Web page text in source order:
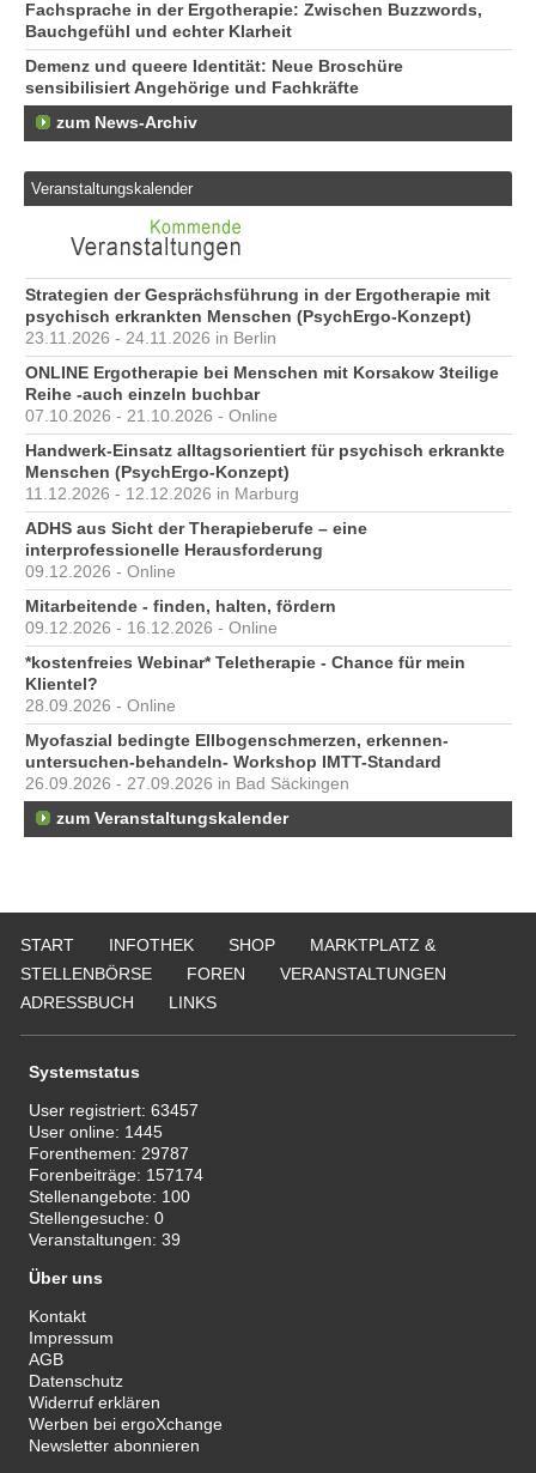
Fachsprache in der Ergotherapie: Zwischen Buzzwords,
Bauchgefühl und echter Klarheit
Demenz und queere Identität: Neue Broschüre
sensibilisiert Angehörige und Fachkräfte
zum News-Archiv
Veranstaltungskalender
Strategien der Gesprächsführung in der Ergotherapie mit
psychisch erkrankten Menschen (PsychErgo-Konzept)
23.11.2026 - 24.11.2026 in Berlin
ONLINE Ergotherapie bei Menschen mit Korsakow 3teilige
Reihe -auch einzeln buchbar
07.10.2026 - 21.10.2026 - Online
Handwerk-Einsatz alltagsorientiert für psychisch erkrankte
Menschen (PsychErgo-Konzept)
11.12.2026 - 12.12.2026 in Marburg
ADHS aus Sicht der Therapieberufe – eine
interprofessionelle Herausforderung
09.12.2026 - Online
Mitarbeitende - finden, halten, fördern
09.12.2026 - 16.12.2026 - Online
*kostenfreies Webinar* Teletherapie - Chance für mein
Klientel?
28.09.2026 - Online
Myofaszial bedingte Ellbogenschmerzen, erkennen-
untersuchen-behandeln- Workshop IMTT-Standard
26.09.2026 - 27.09.2026 in Bad Säckingen
zum Veranstaltungskalender
START INFOTHEK SHOP
MARKTPLATZ &
STELLENBÖRSE
FOREN
VERANSTALTUNGEN
ADRESSBUCH
LINKS
Systemstatus
User registriert:63457
User online: 1445
Forenthemen: 29787
Forenbeiträge: 157174
Stellenangebote: 100
Stellengesuche:0
Veranstaltungen:39
Über uns
Kontakt
Impressum
AGB
Datenschutz
Widerruf erklären
Werben bei ergoXchange
Newsletter abonnieren